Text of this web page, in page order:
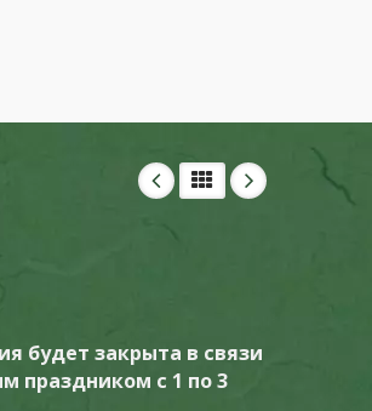
будет закрыта в связи
праздником с 1 по 3